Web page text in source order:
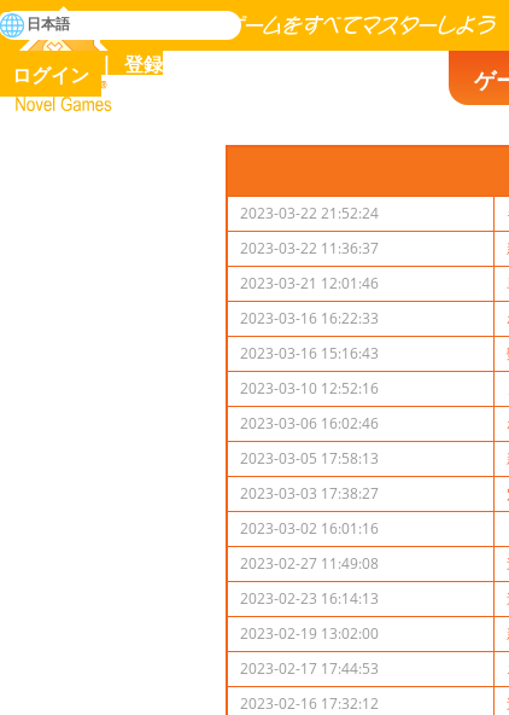
Novel Games
人類の歴史に存在するゲームをすべてマスターしよう
検
索
ゲ
ログイン 登録
日本語
2023-03-22 21:52:24
2023-03-22 11:36:37
2023-03-21 12:01:46
2023-03-16 16:22:33
2023-03-16 15:16:43
2023-03-10 12:52:16
2023-03-06 16:02:46
2023-03-05 17:58:13
2023-03-03 17:38:27
2023-03-02 16:01:16
2023-02-27 11:49:08
2023-02-23 16:14:13
2023-02-19 13:02:00
2023-02-17 17:44:53
2023-02-16 17:32:12